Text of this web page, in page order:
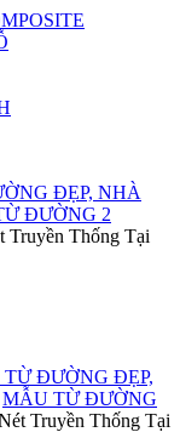
ĐẸP, NHÀ
ĐƯỜNG 2
Thống Tại
ĐƯỜNG ĐẸP,
MẪU TỪ ĐƯỜNG
Truyền Thống Tại